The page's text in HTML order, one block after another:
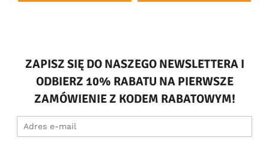
ZAPISZ SIĘ DO NASZEGO NEWSLETTERA I
ODBIERZ 10% RABATU NA PIERWSZE
ZAMÓWIENIE Z KODEM RABATOWYM!